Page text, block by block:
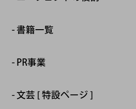
書籍一覧
PR事業
文芸 [ 特設ページ ]